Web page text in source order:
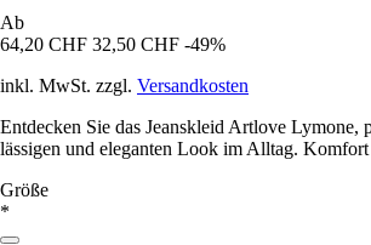
Ab
64,20 CHF 32,50 CHF -49%
inkl. MwSt. zzgl. Versandkosten
Entdecken Sie das Jeanskleid Artlove Lymone,
lässigen und eleganten Look im Alltag.
Größe
*